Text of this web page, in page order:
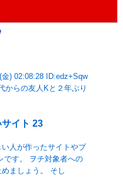
) 02:08:28 ID:edz+Sqw
からの友人Kと２年ぶり
イト 23
人が作ったサイトやブ
です。 ヲチ対象者への
ましょう。 そし